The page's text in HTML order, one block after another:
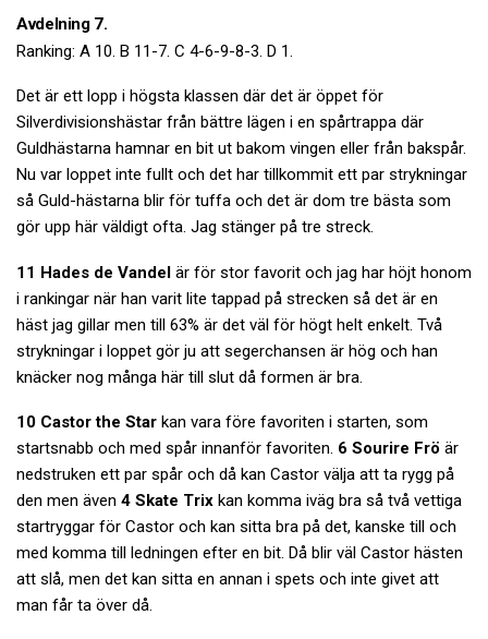
Avdelning 7.
Ranking: A 10. B 11-7. C 4-6-9-8-3. D 1.
Det är ett lopp i högsta klassen där det är öppet för
Silverdivisionshästar från bättre lägen i en spårtrappa där
Guldhästarna hamnar en bit ut bakom vingen eller från bakspår.
Nu var loppet inte fullt och det har tillkommit ett par strykningar
så Guld-hästarna blir för tuffa och det är dom tre bästa som
gör upp här väldigt ofta. Jag stänger på tre streck.
11 Hades de Vandel är för stor favorit och jag har höjt honom
i rankingar när han varit lite tappad på strecken så det är en
häst jag gillar men till 63% är det väl för högt helt enkelt. Två
strykningar i loppet gör ju att segerchansen är hög och han
knäcker nog många här till slut då formen är bra.
10 Castor the Star kan vara före favoriten i starten, som
startsnabb och med spår innanför favoriten. 6 Sourire Frö är
nedstruken ett par spår och då kan Castor välja att ta rygg på
den men även 4 Skate Trix kan komma iväg bra så två vettiga
startryggar för Castor och kan sitta bra på det, kanske till och
med komma till ledningen efter en bit. Då blir väl Castor hästen
att slå, men det kan sitta en annan i spets och inte givet att
man får ta över då.